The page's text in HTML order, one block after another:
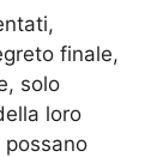
finale,
solo
loro